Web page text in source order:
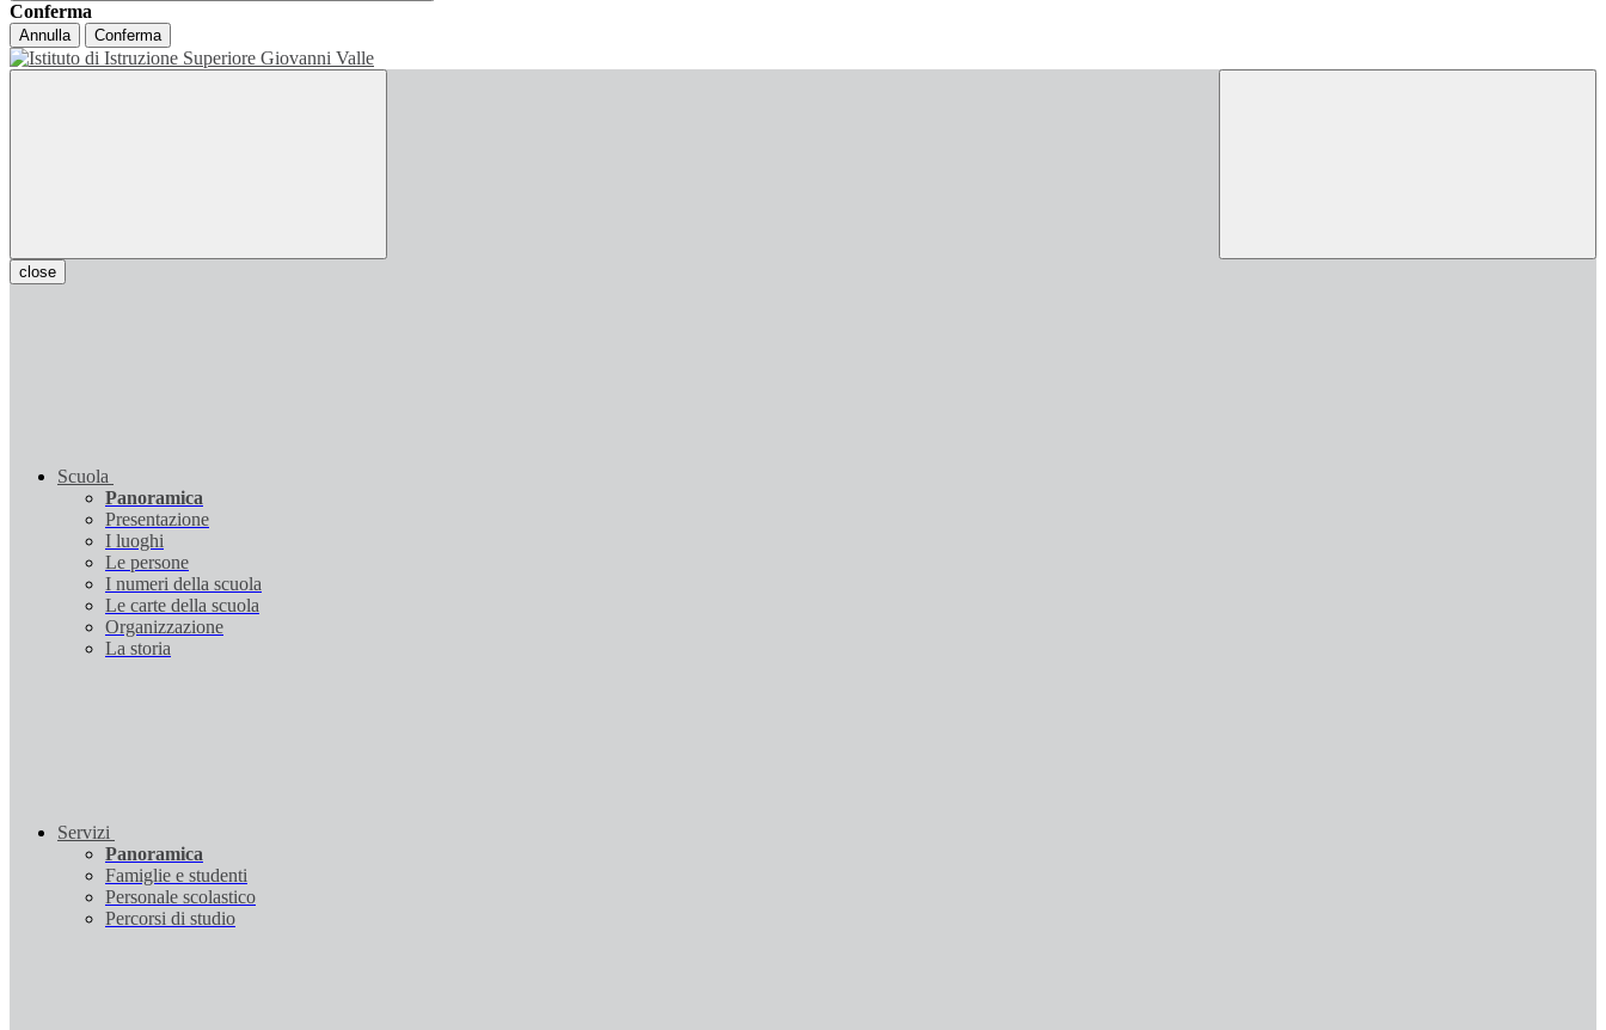
Conferma
Annulla Conferma
close
Scuola
Panoramica
Presentazione
I luoghi
Le persone
I numeri della scuola
Le carte della scuola
Organizzazione
La storia
Servizi
Panoramica
Famiglie e studenti
Personale scolastico
Percorsi di studio